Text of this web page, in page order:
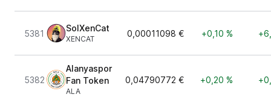
5381
SolXenCat
XENCAT
0,00011098 € +0,10 %
5382
Alanyaspor
Fan Token
ALA
0,04790772 € +0,20 %